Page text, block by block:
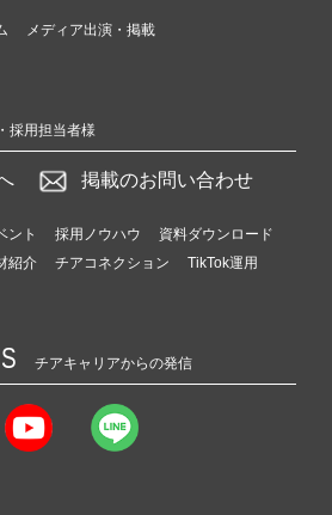
メディア出演・掲載
採用担当者様
掲載のお問い合わせ
ント 採用ノウハウ
資料ダウンロード
紹介 チアコネクション
TikTok運用
チアキャリアからの発信